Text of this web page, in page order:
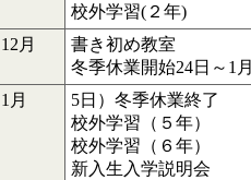
校外学習(２年)
12月
書き初め教室
冬季休業開始24日～1
1月
5日）冬季休業終了
校外学習（５年）
校外学習（６年）
新入生入学説明会